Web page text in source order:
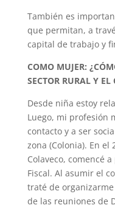
También es
que permitan, a
capital de trabajo y
COMO MUJER:
SECTOR RURAL Y
Desde niña estoy
Luego, mi profesión
contacto y a ser
zona (Colonia). En
Colaveco, comencé
Fiscal. Al asumir el
traté de
de las reuniones de